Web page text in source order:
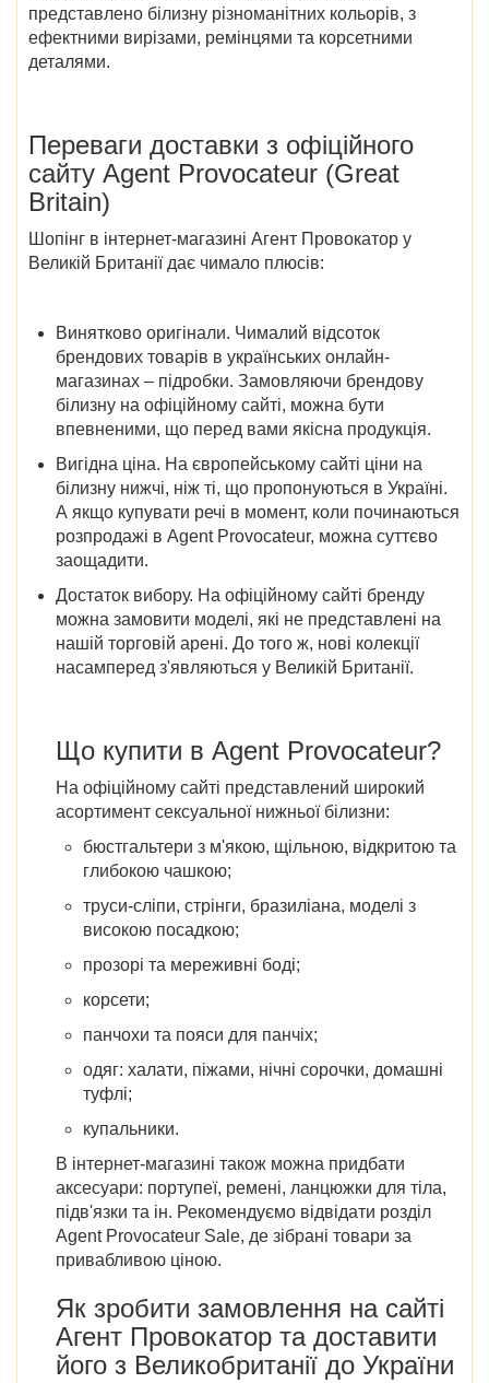
представлено білизну різноманітних кольорів, з
ефектними вирізами, ремінцями та корсетними
деталями.
Переваги доставки з офіційного
сайту Agent Provocateur (Great
Britain)
Шопінг в інтернет-магазині Агент Провокатор у
Великій Британіїдає чимало плюсів:
Винятково оригінали. Чималий відсоток
брендових товарів в українських онлайн-
магазинах – підробки. Замовляючи брендову
білизну на офіційному сайті, можна бути
впевненими, що перед вами якісна продукція.
Вигідна ціна. На європейському сайті ціни на
білизну нижчі, ніж ті, що пропонуються в Україні.
А якщо купувати речі в момент, коли починаються
розпродажі в Agent Provocateur, можна суттєво
заощадити.
Достаток вибору. На офіційному сайті бренду
можна замовити моделі, які не представлені на
нашій торговій арені. До того ж, нові колекції
насамперед з'являються у Великій Британії.
Що купити в Agent Provocateur?
На офіційному сайті представлений широкий
асортимент сексуальної нижньої білизни:
бюстгальтери з м'якою, щільною, відкритою та
глибокою чашкою;
труси-сліпи, стрінги, бразиліана, моделі з
високою посадкою;
прозорі та мереживні боді;
корсети;
панчохи та пояси для панчіх;
одяг: халати, піжами, нічні сорочки, домашні
туфлі;
купальники.
В інтернет-магазині також можна придбати
аксесуари: портупеї, ремені, ланцюжки для тіла,
підв'язки та ін. Рекомендуємо відвідати розділ
Agent Provocateur Sale, де зібрані товари за
привабливою ціною.
Як зробити замовлення на сайті
Агент Провокатор та доставити
його з Великобританії до України